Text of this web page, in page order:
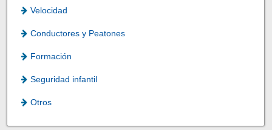
Velocidad
Conductores y Peatones
Formación
Seguridad infantil
Otros